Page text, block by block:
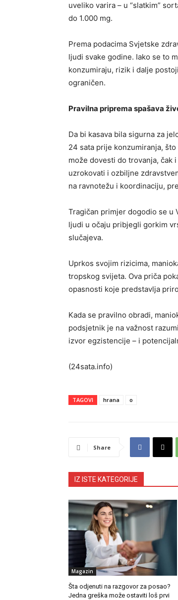
uveliko varira – u “slatkim”
do 1.000 mg.
Prema podacima Svjetske
ljudi svake godine. Iako se to
konzumiraju, rizik i dalje
ograničen.
Pravilna priprema spašava
Da bi kasava bila sigurna za
24 sata prije konzumiranja,
može dovesti do trovanja, čak
uzrokovati i ozbiljne
na ravnotežu i koordinaciju,
Tragičan primjer dogodio se u
ljudi u očaju pribjegli gorkim
slučajeva.
Uprkos svojim rizicima,
tropskog svijeta. Ova priča
opasnosti koje predstavlja
Kada se pravilno obradi,
podsjetnik je na važnost
izvor egzistencije – i
(24sata.info)
TAGOVI hrana o
Share
IZ ISTE KATEGORIJE
Magazin
Šta odjenuti na razgovor za posao?
Jedna greška može ostaviti loš prvi